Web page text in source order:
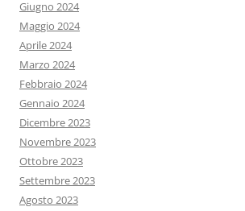
Giugno 2024
Maggio 2024
Aprile 2024
Marzo 2024
Febbraio 2024
Gennaio 2024
Dicembre 2023
Novembre 2023
Ottobre 2023
Settembre 2023
Agosto 2023